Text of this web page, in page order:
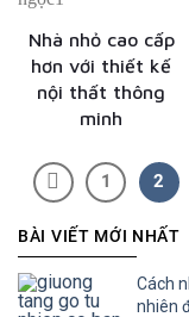
Nhà nhỏ cao cấp
hơn với thiết kế
nội thất thông
minh
1 2
BÀI VIẾT MỚI NHẤT
Cách
nhiên